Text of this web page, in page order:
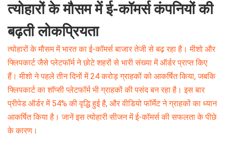
त्योहारों के मौसम में ई-कॉमर्स कंपनियों की
बढ़ती लोकप्रियता
त्योहारों के मौसम में भारत का ई-कॉमर्स बाजार तेजी से बढ़ रहा है। मीशो और
फ्लिपकार्ट जैसे प्लेटफॉर्म ने छोटे शहरों से भारी संख्या में ऑर्डर प्राप्त किए
हैं। मीशो ने पहले तीन दिनों में 24 करोड़ ग्राहकों को आकर्षित किया, जबकि
फ्लिपकार्ट का शॉप्सी प्लेटफॉर्म भी ग्राहकों की पसंद बन रहा है। इस बार
प्रीपेड ऑर्डर में 54% की वृद्धि हुई है, और वीडियो फॉर्मेट ने ग्राहकों का ध्यान
आकर्षित किया है। जानें इस त्योहारी सीजन में ई-कॉमर्स की सफलता के पीछे
के कारण।